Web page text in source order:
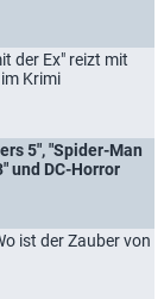
der Ex" reizt mit
Krimi
5", "Spider-Man
und DC-Horror
ist der Zauber von